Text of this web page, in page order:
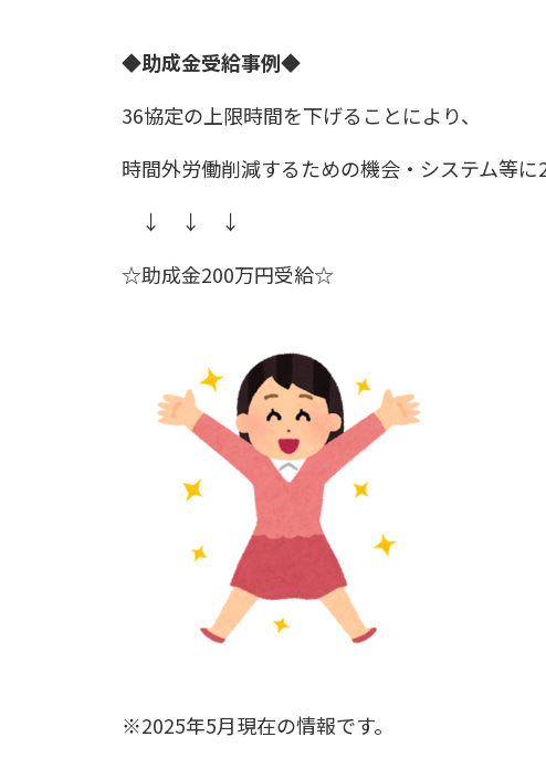
◆助成金受給事例◆
36協定の上限時間を下げることにより、
時間外労働削減するための機会・システム等に
↓ ↓ ↓
☆助成金200万円受給☆
※2025年5月現在の情報です。